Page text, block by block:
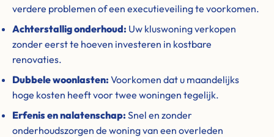
verdere problemen of een executieveiling te voorkomen.
Achterstallig onderhoud: Uw kluswoning verkopen
zonder eerst te hoeven investeren in kostbare
renovaties.
Dubbele woonlasten: Voorkomen dat u maandelijks
hoge kosten heeft voor twee woningen tegelijk.
Erfenis en nalatenschap: Snel en zonder
onderhoudszorgen de woning van een overleden